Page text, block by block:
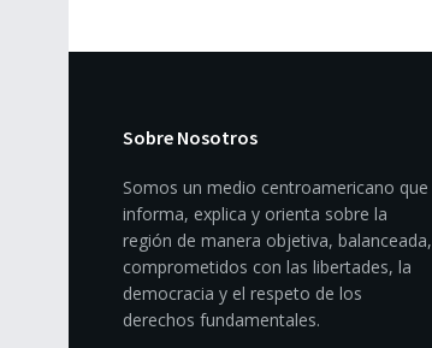
Sobre Nosotros
Somos un medio centroamericano que
informa, explica y orienta sobre la
región de manera objetiva, balanceada,
comprometidos con las libertades, la
democracia y el respeto de los
derechos fundamentales.